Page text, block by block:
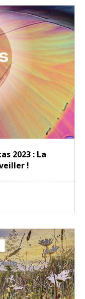
2023 : La
!